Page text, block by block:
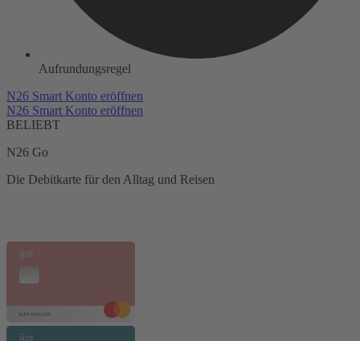
Aufrundungsregel
N26 Smart Konto eröffnen
N26 Smart Konto eröffnen
BELIEBT
N26 Go
Die Debitkarte für den Alltag und Reisen